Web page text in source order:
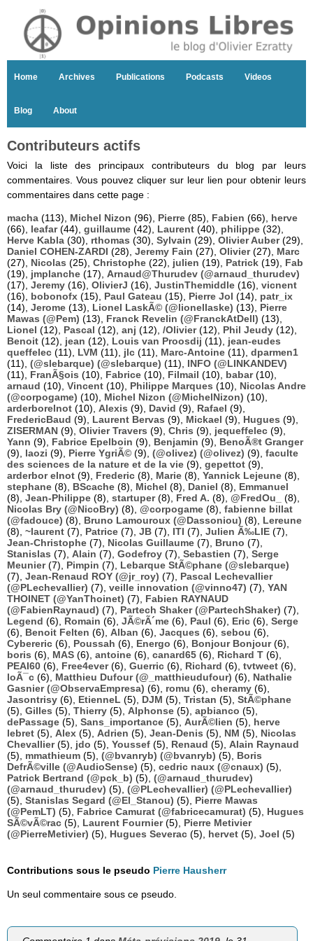
Home Archives Publications Podcasts Videos
Blog About
Contributeurs actifs
Voici la liste des principaux contributeurs du blog par leurs
commentaires. Vous pouvez cliquer sur leur lien pour obtenir leurs
commentaires dans cette page :
macha (113), Michel Nizon (96), Pierre (85), Fabien (66), herve
(66), leafar(44), guillaume (42), Laurent (40), philippe (32),
Herve Kabla (30), rthomas (30), Sylvain (29), Olivier Auber(29),
Daniel COHEN-ZARDI (28), Jeremy Fain (27), Olivier(27), Marc
(27), Nicolas (25), Christophe (22), julien (19), Patrick (19), Fab
(19), jmplanche (17), Arnaud@Thurudev (@arnaud_thurudev)
(17), Jeremy (16), OlivierJ (16), JustinThemiddle (16), vicnent
(16), bobonofx (15), Paul Gateau (15), Pierre Jol (14), patr_ix
(14), Jerome (13), Lionel LaskÃ© (@lionellaske) (13), Pierre
Mawas (@Pem) (13), Franck Revelin (@FranckAtDell) (13),
Lionel (12), Pascal (12), anj (12), /Olivier(12), Phil Jeudy (12),
Benoit (12), jean (12), Louis van Proosdij (11), jean-eudes
queffelec (11), LVM (11), jlc (11), Marc-Antoine (11), dparmen1
(11), (@slebarque) (@slebarque) (11), INFO (@LINKANDEV)
(11), FranÃ§ois (10), Fabrice (10), Filmail (10), babar(10),
arnaud (10), Vincent (10), Philippe Marques (10), Nicolas Andre
(@corpogame) (10), Michel Nizon (@MichelNizon) (10),
arderborelnot (10), Alexis (9), David (9), Rafael (9),
FredericBaud (9), Laurent Bervas (9), Mickael (9), Hugues (9),
ZISERMAN (9), Olivier Travers (9), Chris (9), jequeffelec (9),
Yann (9), Fabrice Epelboin (9), Benjamin (9), BenoÃ®t Granger
(9), laozi (9), Pierre YgriÃ© (9), (@olivez) (@olivez) (9), faculte
des sciences de la nature et de la vie (9), gepettot (9),
arderbor elnot (9), Frederic (8), Marie (8), Yannick Lejeune (8),
stephane (8), BScache (8), Michel (8), Daniel (8), Emmanuel
(8), Jean-Philippe (8), startuper(8), Fred A. (8), @FredOu_
(8),
Nicolas Bry (@NicoBry) (8), @corpogame (8), fabienne billat
(@fadouce) (8), Bruno Lamouroux (@Dassoniou) (8), Lereune
(8), ~laurent (7), Patrice (7), JB (7), ITI (7), Julien Ã‰LIE (7),
Jean-Christophe (7), Nicolas Guillaume (7), Bruno (7),
Stanislas (7), Alain (7), Godefroy (7), Sebastien (7), Serge
Meunier(7), Pimpin (7), Lebarque StÃ©phane (@slebarque)
(7), Jean-Renaud ROY (@jr_roy) (7), Pascal Lechevallier
(@PLechevallier) (7), veille innovation (@vinno47) (7), YAN
THOINET (@YanThoinet) (7), Fabien RAYNAUD
(@FabienRaynaud) (7), Partech Shaker (@PartechShaker) (7),
Legend (6), Romain (6), JÃ©rÃ´me (6), Paul (6), Eric (6), Serge
(6), Benoit Felten (6), Alban (6), Jacques (6), sebou (6),
Cybereric (6), Poussah (6), Energo (6), Bonjour Bonjour(6),
boris (6), MAS (6), antoine (6), canard65 (6), Richard T (6),
PEAI60 (6), Free4ever(6), Guerric (6), Richard (6), tvtweet (6),
loÃ¯c (6), Matthieu Dufour (@_matthieudufour) (6), Nathalie
Gasnier (@ObservaEmpresa) (6), romu (6), cheramy (6),
Jasontrisy (6), EtienneL (5), DJM (5), Tristan (5), StÃ©phane
(5), Gilles (5), Thierry (5), Alphonse (5), apbianco (5),
dePassage (5), Sans_importance (5), AurÃ©lien (5), herve
lebret (5), Alex (5), Adrien (5), Jean-Denis (5), NM (5), Nicolas
Chevallier(5), jdo (5), Youssef (5), Renaud (5), Alain Raynaud
(5), mmathieum (5), (@bvanryb) (@bvanryb) (5), Boris
DefrÃ©ville (@AudioSense) (5), cedric naux (@cnaux) (5),
Patrick Bertrand (@pck_b) (5), (@arnaud_thurudev)
(@arnaud_thurudev) (5), (@PLechevallier) (@PLechevallier)
(5), Stanislas Segard (@El_Stanou) (5), Pierre Mawas
(@PemLT) (5), Fabrice Camurat (@fabricecamurat) (5), Hugues
SÃ©vÃ©rac (5), Laurent Fournier(5), Pierre Metivier
(@PierreMetivier) (5), Hugues Severac (5), hervet (5), Joel (5)
Contributions sous le pseudo Pierre Hausherr
Un seul commentaire sous ce pseudo.